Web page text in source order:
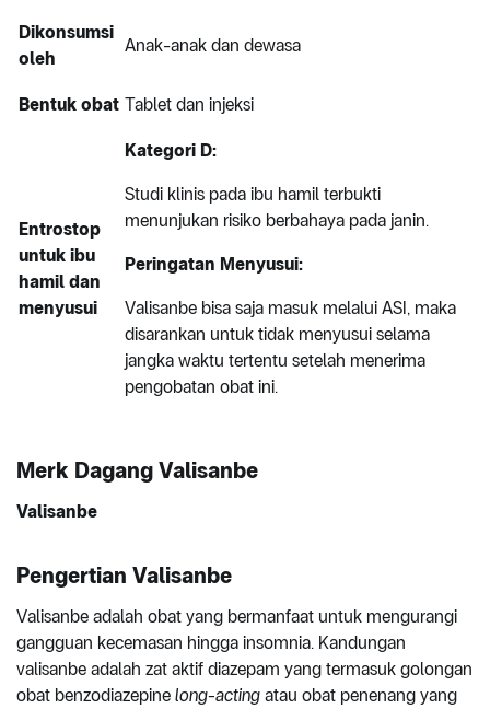
Dikonsumsi
oleh
Anak-anak dan dewasa
Bentuk obat Tablet dan injeksi
Entrostop
untuk ibu
hamil dan
menyusui
Kategori D:
Studi klinis pada ibu hamil terbukti
menunjukan risiko berbahaya pada janin.
Peringatan Menyusui:
Valisanbe bisa saja masuk melalui ASI, maka
disarankan untuk tidak menyusui selama
jangka waktu tertentu setelah menerima
pengobatan obat ini.
Merk Dagang Valisanbe
Valisanbe
Pengertian Valisanbe
Valisanbe adalah obat yang bermanfaat untuk mengurangi
gangguan kecemasan hingga insomnia. Kandungan
valisanbe adalah zat aktif diazepam yang termasuk golongan
obat benzodiazepine long-acting atau obat penenang yang